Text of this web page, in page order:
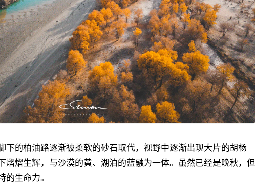
下的柏油路逐渐被柔软的砂石取代，视野中逐渐出现大片的胡杨
熠熠生辉，与沙漠的黄、湖泊的蓝融为一体。虽然已经是晚秋，但
的生命力。